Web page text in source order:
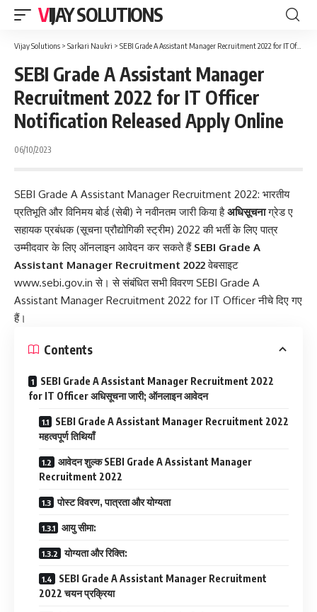
VIJAY SOLUTIONS
Vijay Solutions > Sarkari Naukri > SEBI Grade A Assistant Manager Recruitment 2022 for IT Officer Notification Released Apply Online
SEBI Grade A Assistant Manager
Recruitment 2022 for IT Officer
Notification Released Apply Online
06/10/2023
SEBI Grade A Assistant Manager Recruitment 2022: भारतीय
प्रतिभूति और विनिमय बोर्ड (सेबी) ने नवीनतम जारी किया हैअधिसूचनाग्रेड ए
सहायक प्रबंधक (सूचना प्रौद्योगिकी स्ट्रीम) 2022 की भर्ती के लिए पात्र
उम्मीदवार के लिए ऑनलाइन आवेदन कर सकते हैं SEBI Grade A
Assistant Manager Recruitment 2022वेबसाइट
www.sebi.gov.in से। से संबंधित सभी विवरण SEBI Grade A
Assistant Manager Recruitment 2022 for IT Officer नीचे दिए गए
हैं।
Contents
SEBI Grade A Assistant Manager Recruitment 2022
for IT Officer अधिसूचना जारी; ऑनलाइन आवेदन
SEBI Grade A Assistant Manager Recruitment 2022
महत्वपूर्ण तिथियाँ
आवेदन शुल्क SEBI Grade A Assistant Manager
Recruitment 2022
पोस्ट विवरण, पात्रता और योग्यता
आयु सीमा:
योग्यता और रिक्ति:
SEBI Grade A Assistant Manager Recruitment
2022 चयन प्रक्रिया